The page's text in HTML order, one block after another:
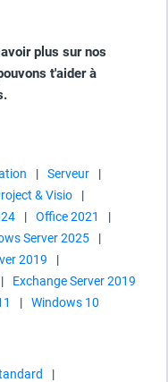
plus sur nos
t'aider à
| Serveur
|
& Visio
|
| Office 2021
|
Server 2025
|
2019
|
|
Exchange Server 2019
| Windows 10
|